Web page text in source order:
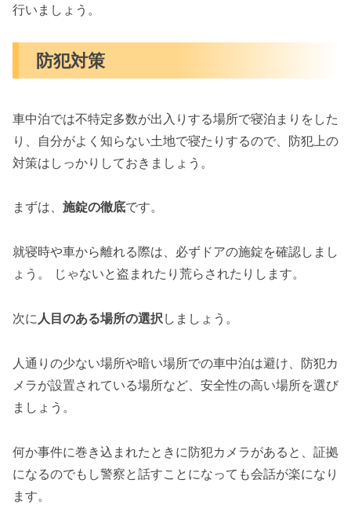
行いましょう。
防犯対策
車中泊では不特定多数が出入りする場所で寝泊まりをした
り、自分がよく知らない土地で寝たりするので、防犯上の
対策はしっかりしておきましょう。
まずは、 施錠の徹底です。
就寝時や車から離れる際は、必ずドアの施錠を確認しまし
ょう。 じゃないと盗まれたり荒らされたりします。
次に 人目のある場所の選択 しましょう。
人通りの少ない場所や暗い場所での車中泊は避け、防犯カ
メラが設置されている場所など、安全性の高い場所を選び
ましょう。
何か事件に巻き込まれたときに防犯カメラがあると、証拠
になるのでもし警察と話すことになっても会話が楽になり
ます。